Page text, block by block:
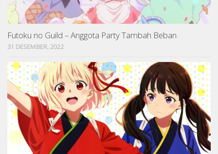
Futoku no Guild – Anggota Party Tambah Beban
31 DESEMBER, 2022